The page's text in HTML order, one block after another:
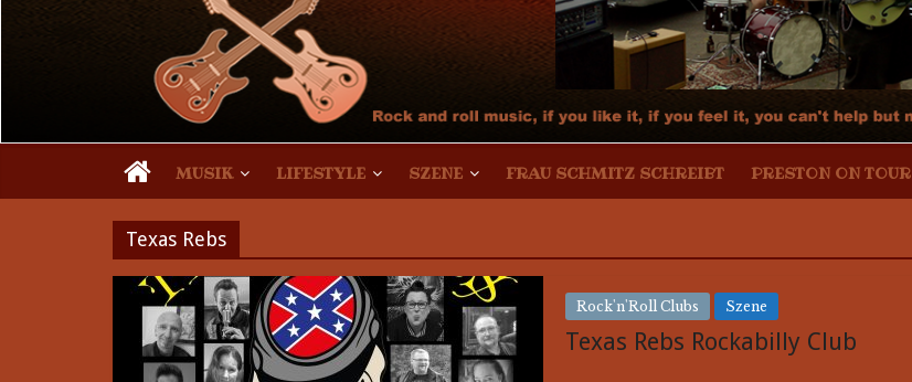
MUSIK LIFESTYLE SZENE FRAU SCHMITZ SCHREIBT PRESTON ON TOUR
Texas Rebs
Rock'n'Roll Clubs Szene
Texas Rebs Rockabilly Club